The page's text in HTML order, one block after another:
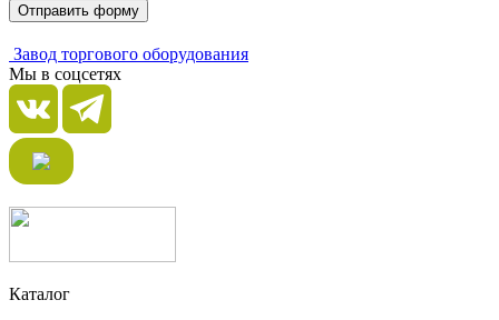
Отправить форму
Завод торгового оборудования
Мы в соцсетях
Каталог